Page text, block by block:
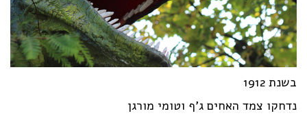
בשנת 1912
נדחקו צמד האחים ג'ף וטומי מורגן